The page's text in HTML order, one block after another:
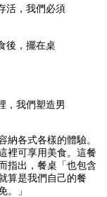
活，我們必須
後，擺在桌
，我們塑造男
納各式各樣的體驗。
裡可享用美食。這餐
指出，餐桌「也包含
算是我們自己的餐
。」